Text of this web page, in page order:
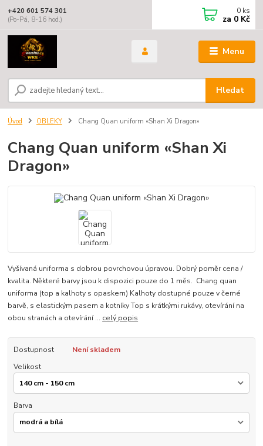
Menu
Hledat
+420 601 574 301
(Po-Pá, 8-16 hod.)
0 ks
za 0 Kč
Úvod OBLEKY Chang Quan uniform «Shan Xi Dragon»
Chang Quan uniform «Shan Xi
Dragon»
Vyšívaná uniforma s dobrou povrchovou úpravou. Dobrý poměr cena /
kvalita. Některé barvy jsou k dispozici pouze do 1 měs. Chang quan
uniforma (top a kalhoty s opaskem) Kalhoty dostupné pouze v černé
barvě, s elastickým pasem a kotníky Top s krátkými rukávy, otevírání na
obou stranách a otevírání ... celý popis
Dostupnost
Není skladem
Velikost
Barva